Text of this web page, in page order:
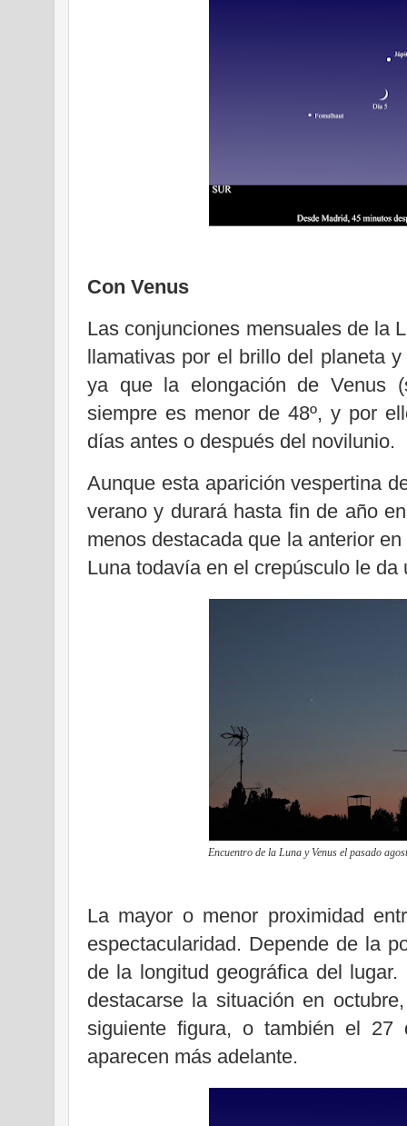
Con Venus
Las conjunciones mensuales de la
llamativas por el brillo del planeta
ya que la elongación de Venus
siempre es menor de 48º, y por
días antes o después del novilunio.
Aunque esta aparición vespertina
verano y durará hasta fin de año
menos destacada que la anterior
Luna todavía en el crepúsculo le da
Encuentro de la Luna y Venus el pasado
La mayor o menor proximidad
espectacularidad. Depende de la
de la longitud geográfica del
destacarse la situación en
siguiente figura, o también el
aparecen más adelante.